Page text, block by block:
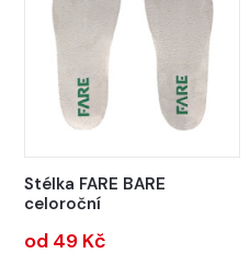
Stélka FARE BARE
celoroční
od 49 Kč